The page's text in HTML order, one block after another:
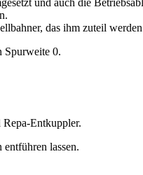
das ihm zuteil
Spurweite 0.
Repa-Entkuppler.
lassen.